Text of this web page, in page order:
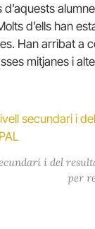
d’ells han
Han arribat a
mitjanes i
i del
per